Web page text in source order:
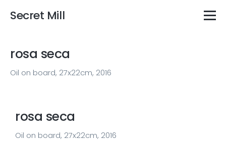
Secret Mill
rosa seca
Oil on board, 27x22cm, 2016
rosa seca
Oil on board, 27x22cm, 2016